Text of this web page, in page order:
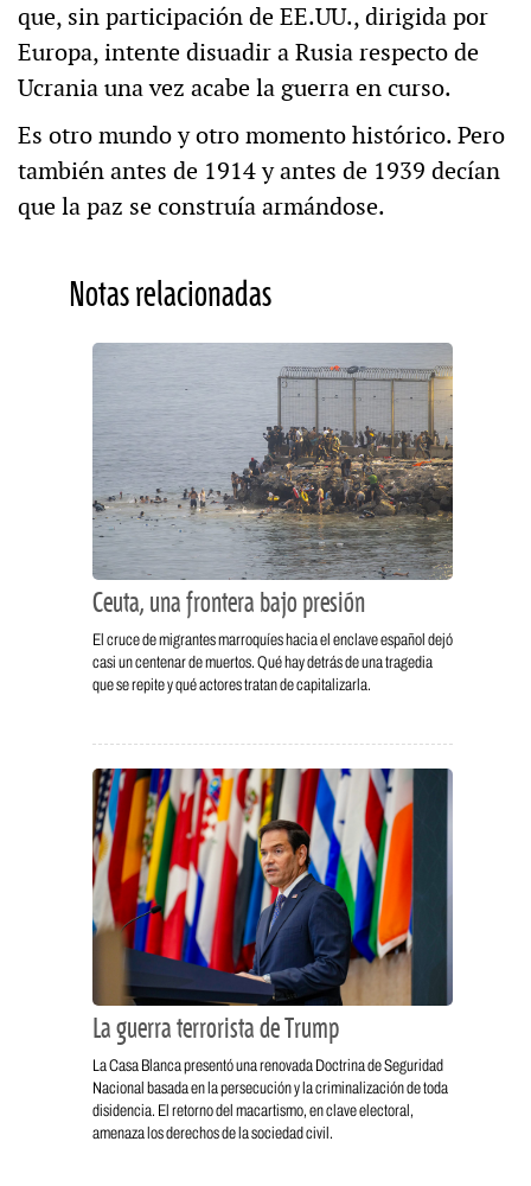
que, sin participación de EE.UU., dirigida por
Europa, intente disuadir a Rusia respecto de
Ucrania una vez acabe la guerra en curso.
Es otro mundo y otro momento histórico. Pero
también antes de 1914 y antes de 1939 decían
que la paz se construía armándose.
Notas relacionadas
Ceuta, una frontera bajo presión
El cruce de migrantes marroquíes hacia el enclave español dejó
casi un centenar de muertos. Qué hay detrás de una tragedia
que se repite y qué actores tratan de capitalizarla.
La guerra terrorista de Trump
La Casa Blanca presentó una renovada Doctrina de Seguridad
Nacional basada en la persecución y la criminalización de toda
disidencia. El retorno del macartismo, en clave electoral,
amenaza los derechos de la sociedad civil.